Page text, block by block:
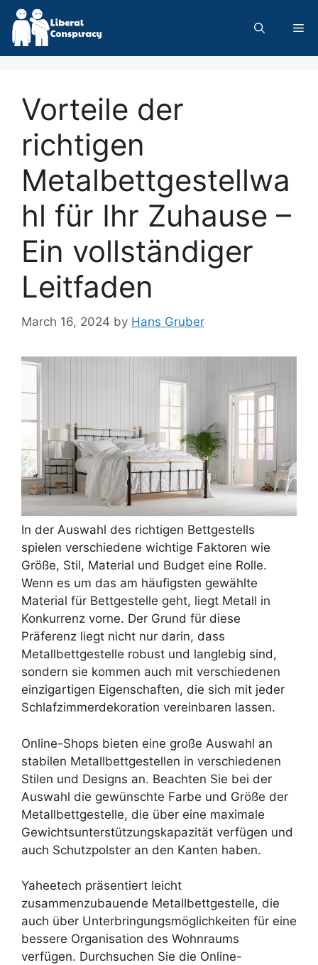
Skip
content
Vorteile der
richtigen
Metalbettgestellwa
hl für Ihr Zuhause –
Ein vollständiger
Leitfaden
March 16, 2024 by Hans Gruber
In der Auswahl des richtigen Bettgestells
spielen verschiedene wichtige Faktoren wie
Größe, Stil, Material und Budget eine Rolle.
Wenn es um das am häufigsten gewählte
Material für Bettgestelle geht, liegt Metall in
Konkurrenz vorne. Der Grund für diese
Präferenz liegt nicht nur darin, dass
Metallbettgestelle robust und langlebig sind,
sondern sie kommen auch mit verschiedenen
einzigartigen Eigenschaften, die sich mit jeder
Schlafzimmerdekoration vereinbaren lassen.
Online-Shops bieten eine große Auswahl an
stabilen Metallbettgestellen in verschiedenen
Stilen und Designs an. Beachten Sie bei der
Auswahl die gewünschte Farbe und Größe der
Metallbettgestelle, die über eine maximale
Gewichtsunterstützungskapazität verfügen und
auch Schutzpolster an den Kanten haben.
Yaheetech präsentiert leicht
zusammenzubauende Metallbettgestelle, die
auch über Unterbringungsmöglichkeiten für eine
bessere Organisation des Wohnraums
verfügen. Durchsuchen Sie die Online-